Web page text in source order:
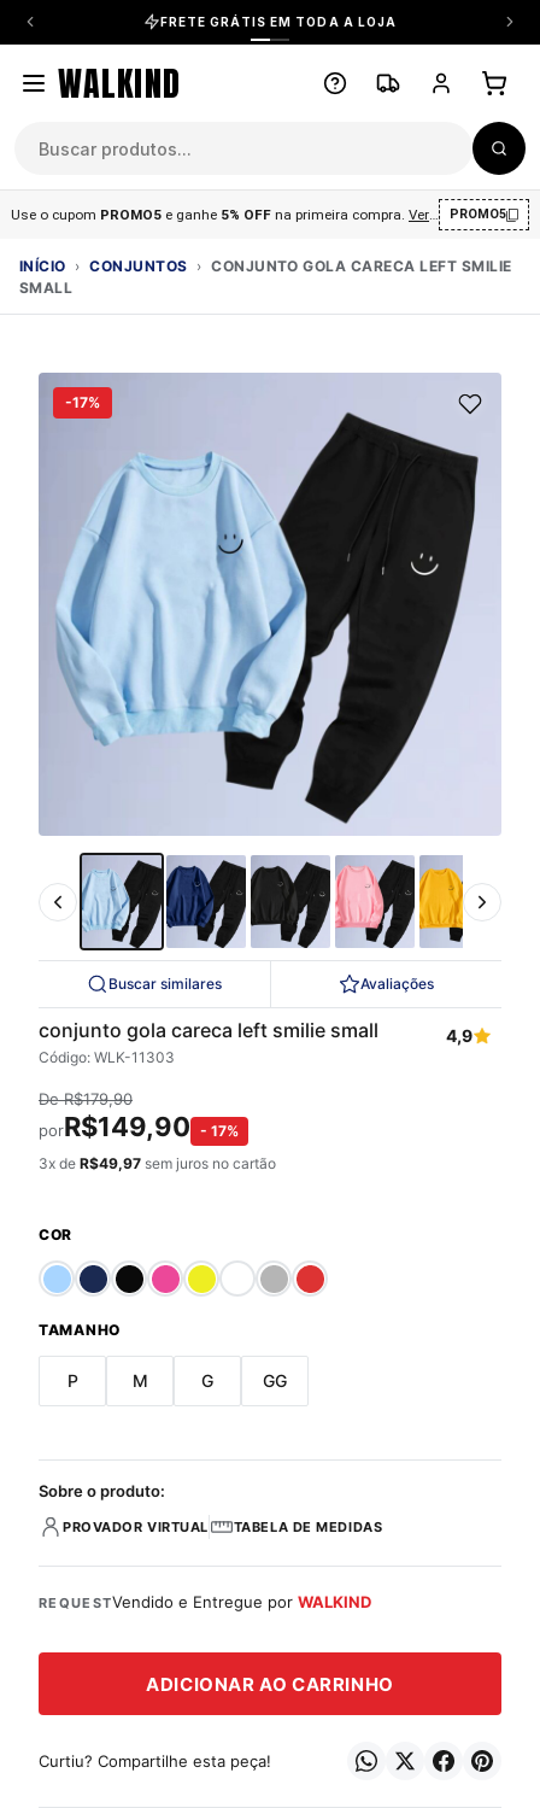
FRETE GRÁTIS EM TODA A LOJA
WALKIND
Use o cupom PROMO5 e ganhe 5% OFF na primeira compra Ver condições .
PROMO5
INÍCIO › CONJUNTOS › CONJUNTO GOLA CARECA LEFT SMILIE
SMALL
-17%
Buscar similares Avaliações
conjunto gola careca left smilie small
Código: WLK-11303
4,9
DeR$179,90
porR$149,90 - 17%
3x de R$49,97 sem juros no cartão
COR
TAMANHO
P M G GG
Sobre o produto:
PROVADOR VIRTUAL TABELA DE MEDIDAS
REQUESTVendido e Entregue porWALKIND
ADICIONAR AO CARRINHO
Curtiu? Compartilhe esta peça!